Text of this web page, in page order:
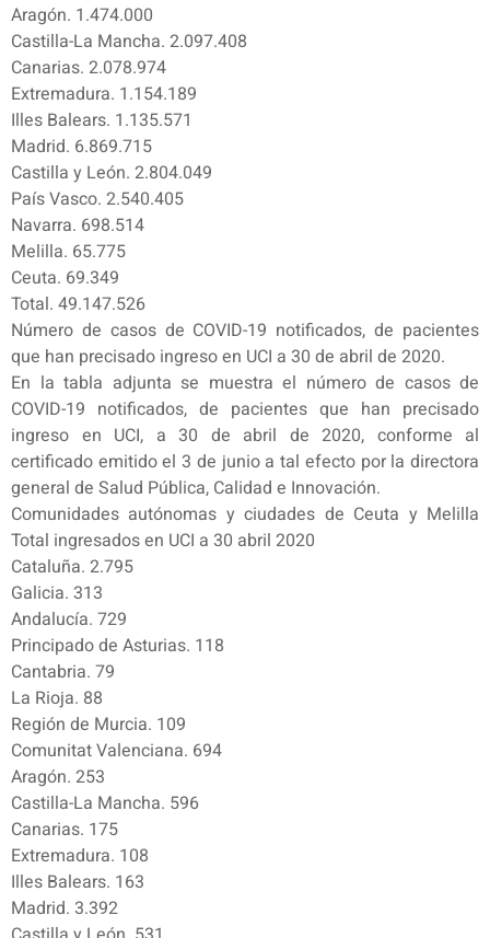
Aragón. 1.474.000
Castilla-La Mancha. 2.097.408
Canarias. 2.078.974
Extremadura. 1.154.189
Illes Balears. 1.135.571
Madrid. 6.869.715
Castilla y León. 2.804.049
País Vasco. 2.540.405
Navarra. 698.514
Melilla. 65.775
Ceuta. 69.349
Total. 49.147.526
Número de casos de COVID-19 notificados, de pacientes
que han precisado ingreso en UCI a 30 de abril de 2020.
En la tabla adjunta se muestra el número de casos de
COVID-19 notificados, de pacientes que han precisado
ingreso en UCI, a 30 de abril de 2020, conforme al
certificado emitido el 3 de junio a tal efecto por la directora
general de Salud Pública, Calidad e Innovación.
Comunidades autónomas y ciudades de Ceuta y Melilla
Total ingresados en UCI a 30 abril 2020
Cataluña. 2.795
Galicia. 313
Andalucía. 729
Principado de Asturias. 118
Cantabria. 79
La Rioja. 88
Región de Murcia. 109
Comunitat Valenciana. 694
Aragón. 253
Castilla-La Mancha. 596
Canarias. 175
Extremadura. 108
Illes Balears. 163
Madrid. 3.392